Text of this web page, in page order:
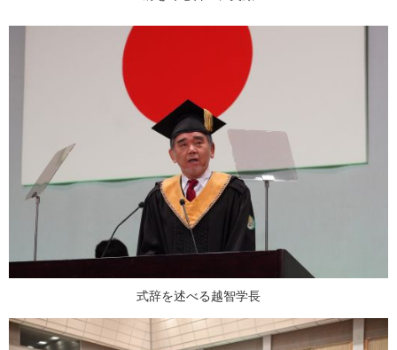
式辞を述べる越智学長